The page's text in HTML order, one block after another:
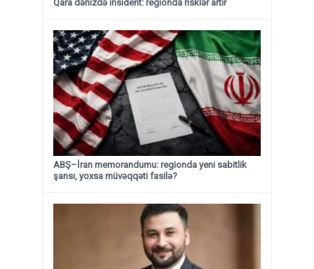
Qara dənizdə insident: regionda risklər artır
ABŞ–İran memorandumu: regionda yeni sabitlik
şansı, yoxsa müvəqqəti fasilə?